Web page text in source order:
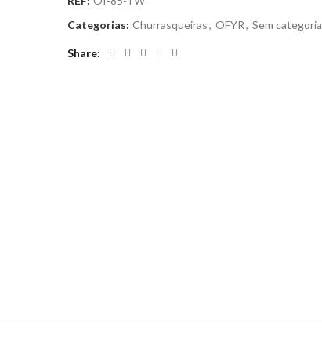
Categorias: Churrasqueiras, OFYR, Sem categoria
Share